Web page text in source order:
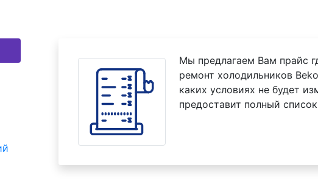
Мы предлагаем Вам прайс
ремонт холодильников
каких условиях не будет
предоставит полный